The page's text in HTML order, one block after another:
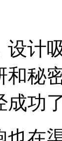
设计
和秘
成功